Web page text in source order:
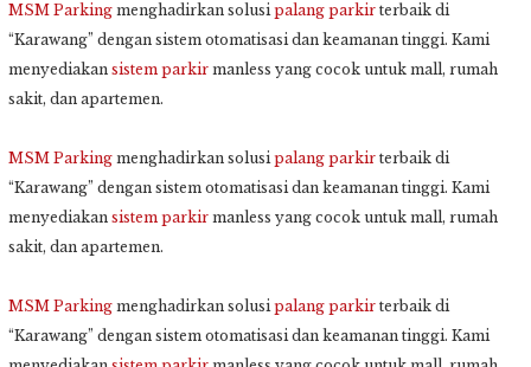
MSM Parking menghadirkan solusipalang parkir terbaik di
“Karawang” dengan sistem otomatisasi dan keamanan tinggi. Kami
menyediakan sistem parkir manless yang cocok untuk mall, rumah
sakit, dan apartemen.
MSM Parking menghadirkan solusipalang parkir terbaik di
“Karawang” dengan sistem otomatisasi dan keamanan tinggi. Kami
menyediakan sistem parkir manless yang cocok untuk mall, rumah
sakit, dan apartemen.
MSM Parking menghadirkan solusipalang parkir terbaik di
“Karawang” dengan sistem otomatisasi dan keamanan tinggi. Kami